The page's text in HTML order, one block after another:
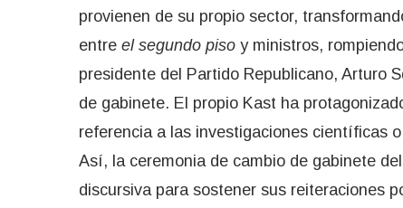
provienen de su propio sector,
entre el segundo piso y ministros,
presidente del Partido Republicano, Arturo
de gabinete. El propio Kast ha
referencia a las investigaciones científicas
Así, la ceremonia de cambio de gabinete
discursiva para sostener sus reiteraciones